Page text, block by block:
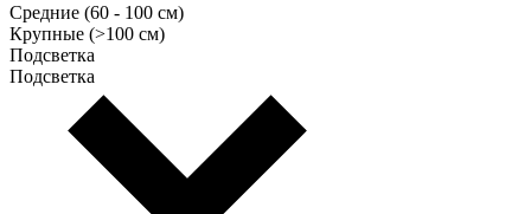
Средние (60 - 100 см)
Крупные (>100 см)
Подсветка
Подсветка